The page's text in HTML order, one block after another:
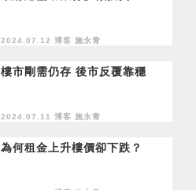
2024.07.12 博客 施永青
樓市剛需仍存 後市反覆靠穩
2024.07.11 博客 施永青
為何租金上升樓價卻下跌？